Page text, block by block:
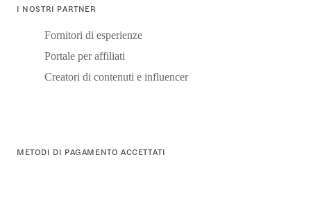
I NOSTRI PARTNER
Fornitori di esperienze
Portale per affiliati
Creatori di contenuti e influencer
METODI DI PAGAMENTO ACCETTATI